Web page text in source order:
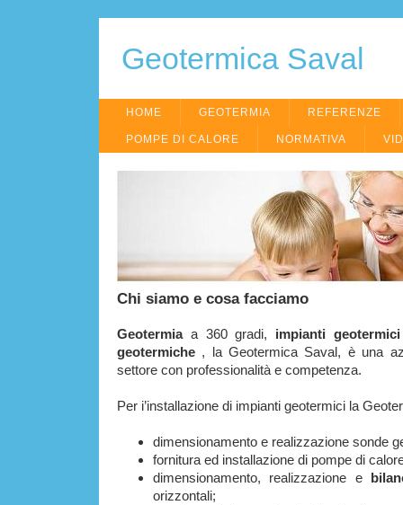
Geotermica Saval
HOME GEOTERMIA REFERENZE
POMPE DI CALORE NORMATIVA
Chi siamo e cosa facciamo
Geotermia a 360 gradi, impianti geotermici
geotermiche , la Geotermica Saval, è una
settore con professionalità e competenza.
Per i’installazione di impianti geotermici la
dimensionamento e realizzazione sonde
fornitura ed installazione di pompe di
dimensionamento, realizzazione e
orizzontali;